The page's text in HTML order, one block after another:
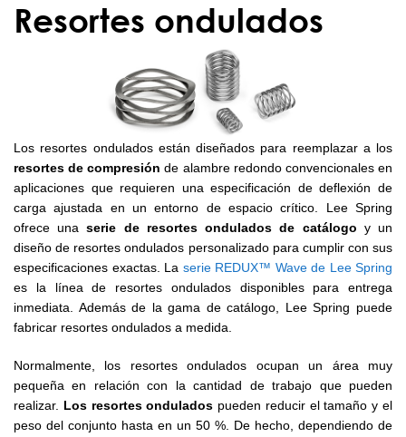
Resortes ondulados
Los resortes ondulados están diseñados para reemplazar a los
resortes de compresión de alambre redondo convencionales en
aplicaciones que requieren una especificación de deflexión de
carga ajustada en un entorno de espacio crítico. Lee Spring
ofrece unaserie de resortes ondulados de catálogo y un
diseño de resortes ondulados personalizado para cumplir con sus
especificaciones exactas. La serie REDUX™ Wave de Lee Spring
es la línea de resortes ondulados disponibles para entrega
inmediata. Además de la gama de catálogo, Lee Spring puede
fabricar resortes ondulados a medida.
Normalmente, los resortes ondulados ocupan un área muy
pequeña en relación con la cantidad de trabajo que pueden
realizar. Los resortes ondulados pueden reducir el tamaño y el
peso del conjunto hasta en un 50 %. De hecho, dependiendo de